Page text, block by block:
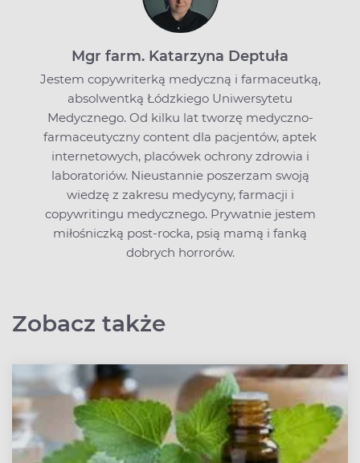
Mgr farm. Katarzyna Deptuła
Jestem copywriterką medyczną i farmaceutką,
absolwentką Łódzkiego Uniwersytetu
Medycznego. Od kilku lat tworzę medyczno-
farmaceutyczny content dla pacjentów, aptek
internetowych, placówek ochrony zdrowia i
laboratoriów. Nieustannie poszerzam swoją
wiedzę z zakresu medycyny, farmacji i
copywritingu medycznego. Prywatnie jestem
miłośniczką post-rocka, psią mamą i fanką
dobrych horrorów.
Zobacz także